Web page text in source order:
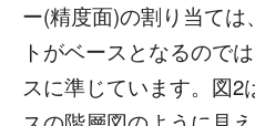
ー(精度面)の割り当て
トがベースとなるので
スに準じています。図